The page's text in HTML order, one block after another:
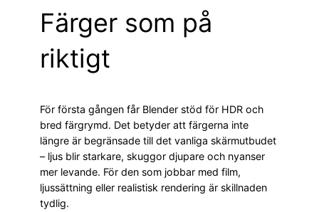
Färger som på
riktigt
För första gången får Blender stöd för HDR och
bred färgrymd. Det betyder att färgerna inte
längre är begränsade till det vanliga skärmutbudet
– ljus blir starkare, skuggor djupare och nyanser
mer levande. För den som jobbar med film,
ljussättning eller realistisk rendering är skillnaden
tydlig.